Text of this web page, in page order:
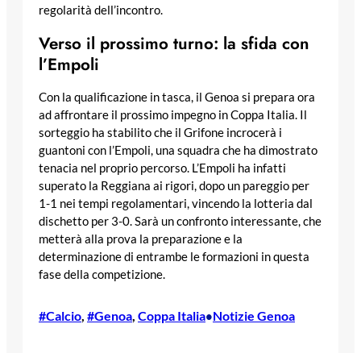
regolarità dell’incontro.
Verso il prossimo turno: la sfida con
l’Empoli
Con la qualificazione in tasca, il Genoa si prepara ora
ad affrontare il prossimo impegno in Coppa Italia. Il
sorteggio ha stabilito che il Grifone incrocerà i
guantoni con l’Empoli, una squadra che ha dimostrato
tenacia nel proprio percorso. L’Empoli ha infatti
superato la Reggiana ai rigori, dopo un pareggio per
1-1 nei tempi regolamentari, vincendo la lotteria dal
dischetto per 3-0. Sarà un confronto interessante, che
metterà alla prova la preparazione e la
determinazione di entrambe le formazioni in questa
fase della competizione.
#Calcio, #Genoa, Coppa Italia•Notizie Genoa